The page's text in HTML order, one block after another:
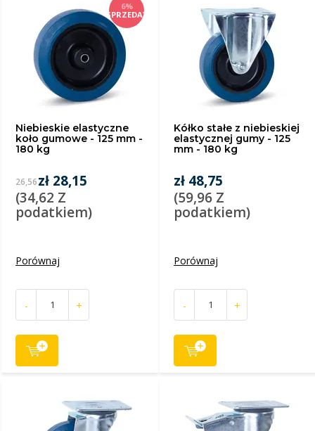
Niebieskie elastyczne
koło gumowe - 125 mm -
180 kg
6%
SPRZEDAŻ
26,56zł 28,15
(34,62 Z
podatkiem)
Porównaj
- +
Kółko stałe z niebieskiej
elastycznej gumy - 125
mm - 180 kg
zł 48,75
(59,96 Z
podatkiem)
Porównaj
- +